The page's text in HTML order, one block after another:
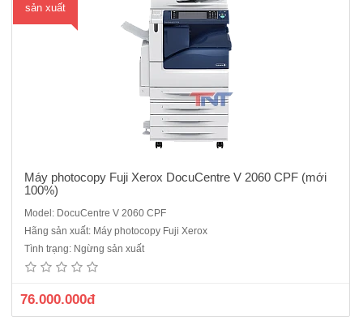
sản xuất
Máy photocopy Fuji Xerox DocuCentre V 2060 CPF (mới
100%)
Model: DocuCentre V 2060 CPF
Hãng sản xuất: Máy photocopy Fuji Xerox
Tình trạng: Ngừng sản xuất
76.000.000đ
Máy photocopy Kỹ thuật số Fuji Xerox DC V 3065 CP ( Mới 100%) sản
phẩm đã ngừng sản xuất model thay thế là Máy photocopy Fuji Xerox
Apeosport 3560Chức năng chuẩn: Copy, In mạng.Màn hình điều
khiển cảm ứng LCD màu.Khổ giấy sao chụp: A3 – A5.Tốc đ..